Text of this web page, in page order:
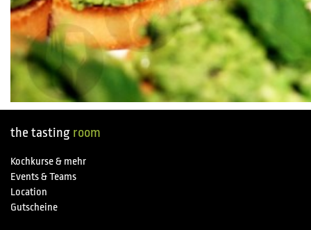
the tasting room
Kochkurse & mehr
Events & Teams
Location
Gutscheine